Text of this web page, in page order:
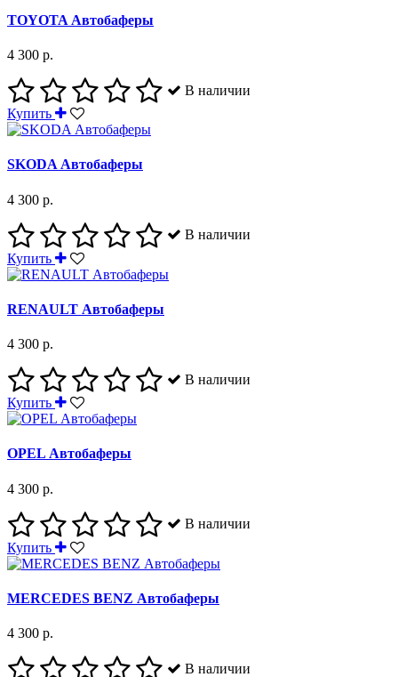
TOYOTA Автобаферы
4 300 р.
В наличии
Купить
SKODA Автобаферы
4 300 р.
В наличии
Купить
RENAULT Автобаферы
4 300 р.
В наличии
Купить
OPEL Автобаферы
4 300 р.
В наличии
Купить
MERCEDES BENZ Автобаферы
4 300 р.
В наличии